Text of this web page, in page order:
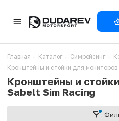
Главная - Каталог - Симрейсинг -
Кронштейны и стойки для мониторов
Кронштейны и
Sabelt Sim Racing